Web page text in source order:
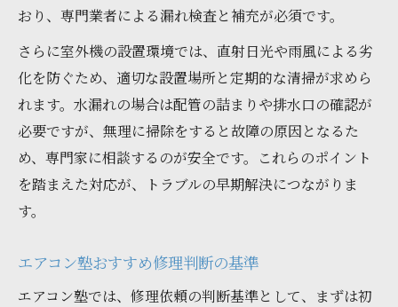
おり、専門業者による漏れ検査と補充が必須です。
さらに室外機の設置環境では、直射日光や雨風による劣
化を防ぐため、適切な設置場所と定期的な清掃が求めら
れます。水漏れの場合は配管の詰まりや排水口の確認が
必要ですが、無理に掃除をすると故障の原因となるた
め、専門家に相談するのが安全です。これらのポイント
を踏まえた対応が、トラブルの早期解決につながりま
す。
エアコン塾おすすめ修理判断の基準
エアコン塾では、修理依頼の判断基準として、まずは初